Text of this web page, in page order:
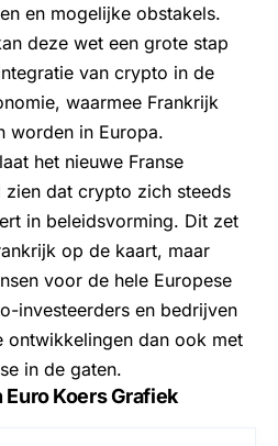
en mogelijke obstakels.
deze wet een grote stap
van crypto in de
waarmee Frankrijk
worden in Europa.
het nieuwe Franse
zien dat crypto zich steeds
in beleidsvorming. Dit zet
op de kaart, maar
voor de hele Europese
investeerders en bedrijven
ontwikkelingen dan ook met
in de gaten.
Koers Grafiek